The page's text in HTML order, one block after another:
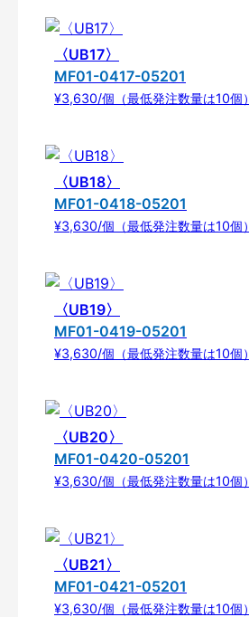
〈UB17〉
MF01-0417-05201
¥3,630/個（最低発注数量は10個）
〈UB18〉
MF01-0418-05201
¥3,630/個（最低発注数量は10個）
〈UB19〉
MF01-0419-05201
¥3,630/個（最低発注数量は10個）
〈UB20〉
MF01-0420-05201
¥3,630/個（最低発注数量は10個）
〈UB21〉
MF01-0421-05201
¥3,630/個（最低発注数量は10個）